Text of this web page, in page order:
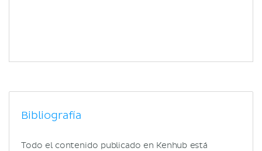
Bibliografía
Todo el contenido publicado en Kenhub está